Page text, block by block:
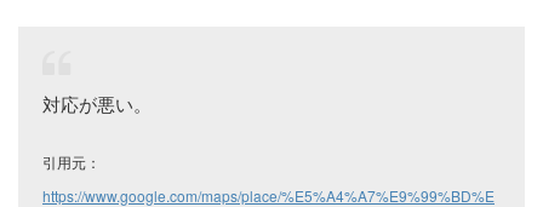
対応が悪い。
引用元：
https://www.google.com/maps/place/%E5%A4%A7%E9%99%BD%E